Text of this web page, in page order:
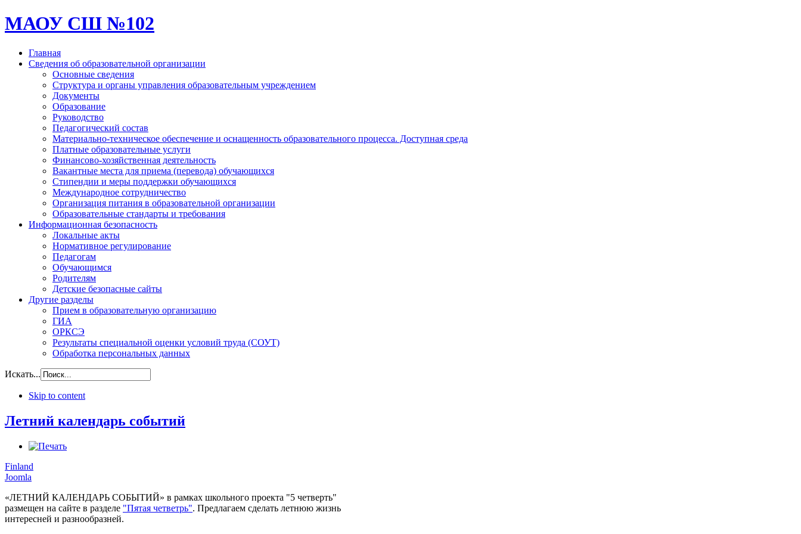
МАОУ СШ №102
Главная
Сведения об образовательной организации
Основные сведения
Структура и органы управления образовательным учреждением
Документы
Образование
Руководство
Педагогический состав
Материально-техническое обеспечение и оснащенность образовательного процесса. Доступная среда
Платные образовательные услуги
Финансово-хозяйственная деятельность
Вакантные места для приема (перевода) обучающихся
Стипендии и меры поддержки обучающихся
Международное сотрудничество
Организация питания в образовательной организации
Образовательные стандарты и требования
Информационная безопасность
Локальные акты
Нормативное регулирование
Педагогам
Обучающимся
Родителям
Детские безопасные сайты
Другие разделы
Прием в образовательную организацию
ГИА
ОРКСЭ
Результаты специальной оценки условий труда (СОУТ)
Обработка персональных данных
Искать...
Skip to content
Летний календарь событий
Finland
Joomla
«ЛЕТНИЙ КАЛЕНДАРЬ СОБЫТИЙ» в рамках школьного проекта "5 четверть"
размещен на сайте в разделе "Пятая четветрь". Предлагаем сделать летнюю жизнь
интересней и разнообразней.